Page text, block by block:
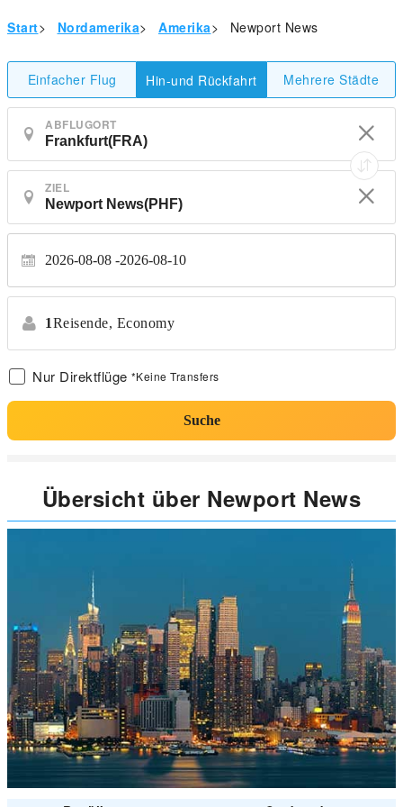
Start> Nordamerika> Amerika> Newport News
Einfacher Flug Hin-und Rückfahrt Mehrere Städte
ABFLUGORT
ZIEL
2026-08-08 2026-08-10
1Reisende, Economy
Nur Direktflüge *Keine Transfers
Suche
Übersicht über Newport News